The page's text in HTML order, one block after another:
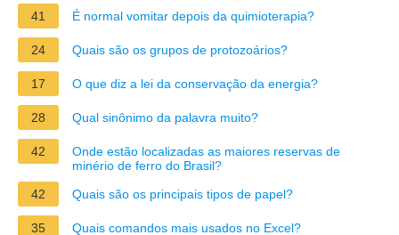
41 É normal vomitar depois da quimioterapia?
24 Quais são os grupos de protozoários?
17 O que diz a lei da conservação da energia?
28 Qual sinônimo da palavra muito?
42
Onde estão localizadas as maiores reservas de
minério de ferro do Brasil?
42
Quais são os principais tipos de papel?
35 Quais comandos mais usados no Excel?